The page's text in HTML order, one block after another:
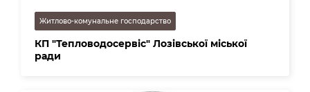
Житлово-комунальне господарство
КП "Тепловодосервіс" Лозівської міської
ради